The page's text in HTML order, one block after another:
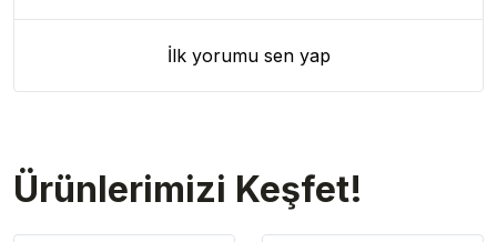
İlk yorumu sen yap
Ürünlerimizi Keşfet!